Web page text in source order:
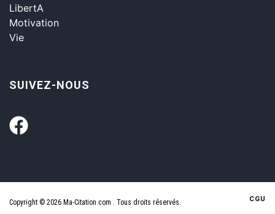
LibertA
Motivation
Vie
SUIVEZ-NOUS
Copyright © 2026 Ma-Citation.com . Tous droits réservés. CGU